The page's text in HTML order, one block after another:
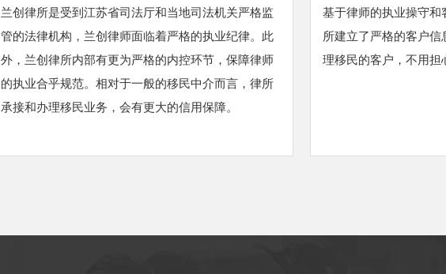
兰创律所是受到江苏省司法厅和当地司法机关严格监
管的法律机构，兰创律师面临着严格的执业纪律。此
外，兰创律所内部有更为严格的内控环节，保障律师
的执业合乎规范。相对于一般的移民中介而言，律所
承接和办理移民业务，会有更大的信用保障。
基于律师的执业操守
所建立了严格的客户
理移民的客户，不用担